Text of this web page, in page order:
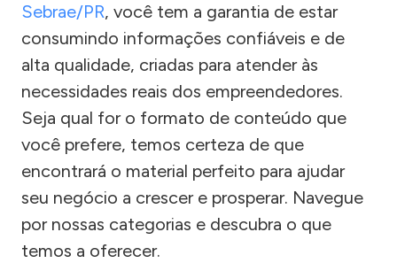
Sebrae/PR, você tem a garantia de estar
consumindo informações confiáveis e de
alta qualidade, criadas para atender às
necessidades reais dos empreendedores.
Seja qual for o formato de conteúdo que
você prefere, temos certeza de que
encontrará o material perfeito para ajudar
seu negócio a crescer e prosperar. Navegue
por nossas categorias e descubra o que
temos a oferecer.